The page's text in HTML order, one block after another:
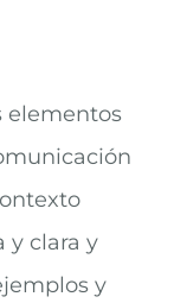
elementos
y clara y
y